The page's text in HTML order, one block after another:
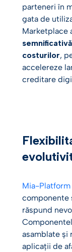
parteneri în
gata de
Marketplace
costurilor,
accelereze
creditare
Mia-
componente
răspund
asamblate și
aplicații de